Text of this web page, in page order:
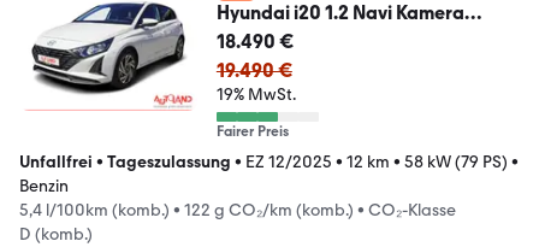
Hyundai i20 1.2 Navi Kamera
Tempomat
18.490 €
19.490 €
19% MwSt.
Fairer Preis
Unfallfrei • Tageszulassung • EZ 12/2025 • 12 km • 58 kW (79 PS) •
Benzin
5,4 l/100km (komb.) • 122 g CO₂/km (komb.) • CO₂-Klasse
D (komb.)